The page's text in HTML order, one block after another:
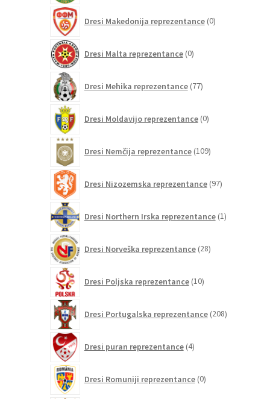
Dresi Makedonija reprezentance 0izdelkov
Dresi Malta reprezentance 0izdelkov
Dresi Mehika reprezentance 77izdelkov
Dresi Moldavijo reprezentance 0izdelkov
Dresi Nemčija reprezentance 109izdelkov
Dresi Nizozemska reprezentance 97izdelkov
Dresi Northern Irska reprezentance 1izdelek
Dresi Norveška reprezentance 28izdelkov
Dresi Poljska reprezentance 10izdelkov
Dresi Portugalska reprezentance 208izdelkov
Dresi puran reprezentance 4izdelki
Dresi Romuniji reprezentance 0izdelkov